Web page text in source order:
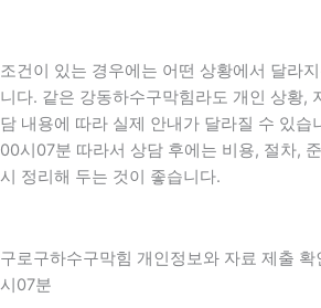
조건이 있는 경우에는 어떤 상황에서 달라
니다. 같은 강동하수구막힘라도 개인 상황,
담 내용에 따라 실제 안내가 달라질 수 있습
00시07분 따라서 상담 후에는 비용, 절차,
시 정리해 두는 것이 좋습니다.
구로구하수구막힘 개인정보와 자료 제출
시07분